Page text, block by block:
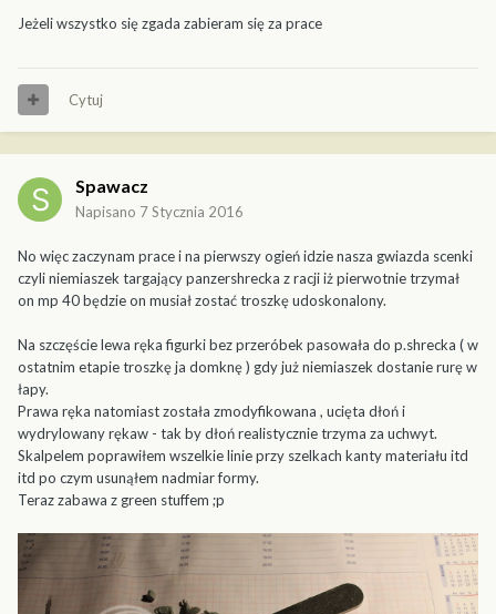
Jeżeli wszystko się zgada zabieram się za prace
Cytuj
Spawacz
Napisano 7 Stycznia 2016
No więc zaczynam prace i na pierwszy ogień idzie nasza gwiazda scenki
czyli niemiaszek targający panzershrecka z racji iż pierwotnie trzymał
on mp 40 będzie on musiał zostać troszkę udoskonalony.
Na szczęście lewa ręka figurki bez przeróbek pasowała do p.shrecka ( w
ostatnim etapie troszkę ja domknę ) gdy już niemiaszek dostanie rurę w
łapy.
Prawa ręka natomiast została zmodyfikowana , ucięta dłoń i
wydrylowany rękaw - tak by dłoń realistycznie trzyma za uchwyt.
Skalpelem poprawiłem wszelkie linie przy szelkach kanty materiału itd
itd po czym usunąłem nadmiar formy.
Teraz zabawa z green stuffem ;p